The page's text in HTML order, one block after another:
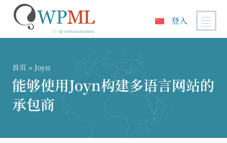
登入
首页 » Joyn
能够使用Joyn构建多语言网站的
承包商